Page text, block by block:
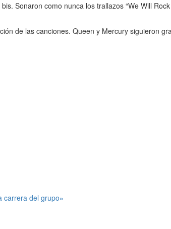
Sonaron como nunca los trallazos “We Will
de las canciones. Queen y Mercury siguieron
carrera del grupo»